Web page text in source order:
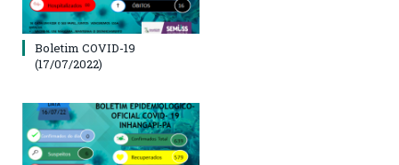
Boletim COVID-19
(17/07/2022)